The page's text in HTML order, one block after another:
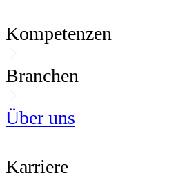
Kompetenzen
Branchen
Über uns
Karriere